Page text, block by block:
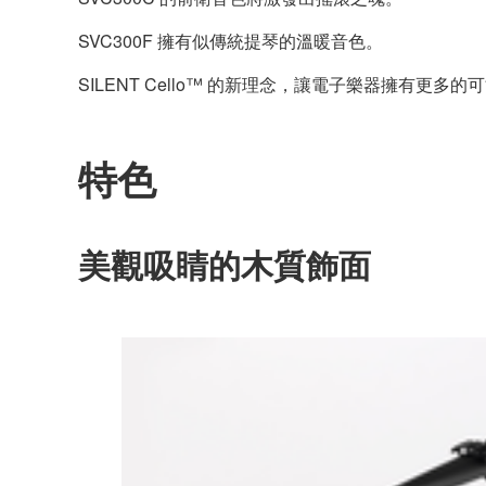
SVC300F 擁有似傳統提琴的溫暖音色。
SILENT Cello™ 的新理念，讓電子樂器擁有更多的
特色
美觀吸睛的木質飾面